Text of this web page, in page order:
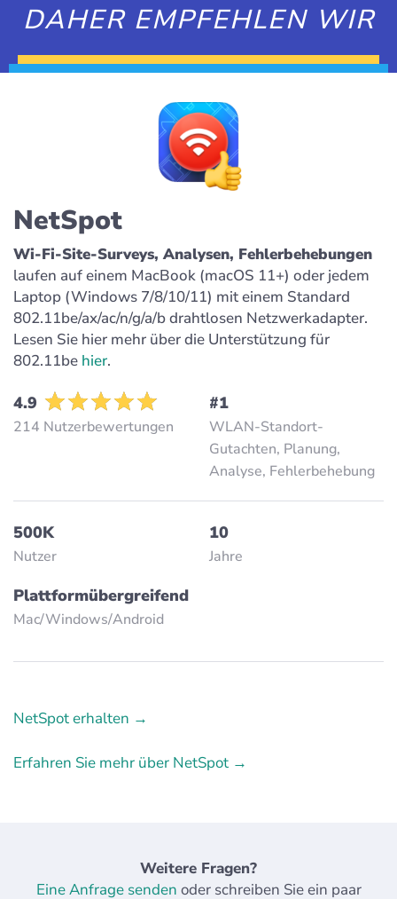
DAHER EMPFEHLEN WIR
NetSpot
Wi-Fi-Site-Surveys, Analysen, Fehlerbehebungen
laufen auf einem MacBook (macOS 11+) oder jedem
Laptop (Windows 7/8/10/11) mit einem Standard
802.11be/ax/ac/n/g/a/b drahtlosen Netzwerkadapter.
Lesen Sie hier mehr über die Unterstützung für
802.11be hier.
4.9
214 Nutzerbewertungen
#1
WLAN-Standort-
Gutachten, Planung,
Analyse, Fehlerbehebung
500K
Nutzer
10
Jahre
Plattformübergreifend
Mac/Windows/Аndroid
NetSpot erhalten →
Erfahren Sie mehr über NetSpot →
Weitere Fragen?
Eine Anfrage senden oder schreiben Sie ein paar